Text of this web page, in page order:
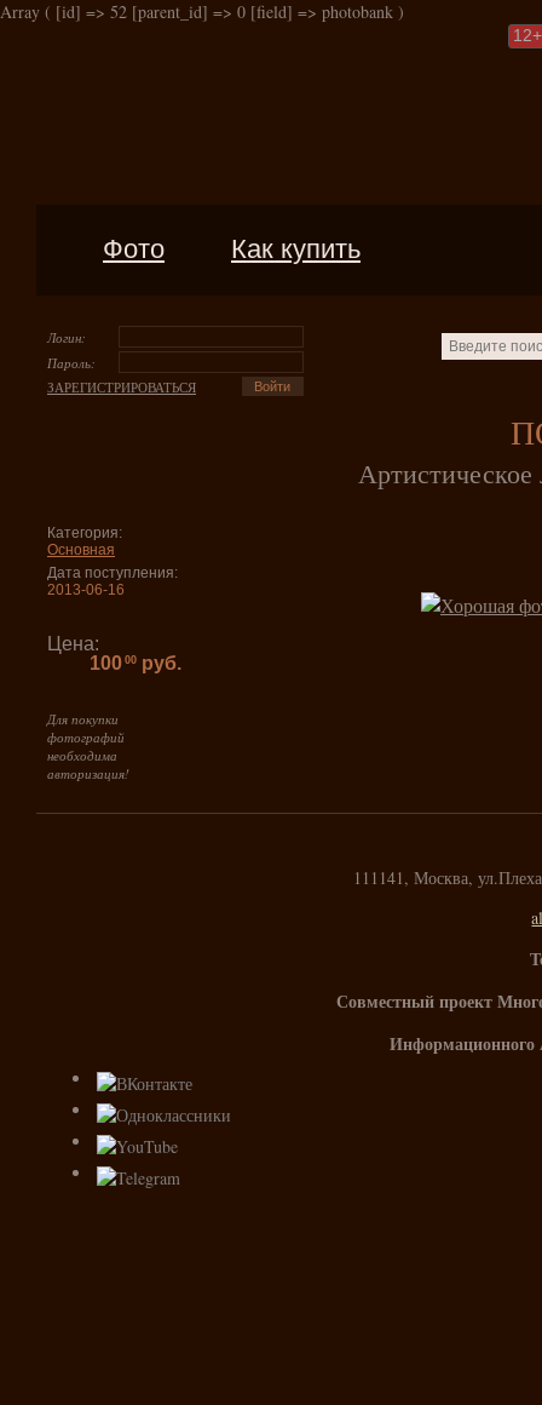
Array ( [id] => 52 [parent_id] => 0 [field] => photobank )
12+
Фото Как купить
Логин:
Пароль:
ЗАРЕГИСТРИРОВАТЬСЯ
Категория:
Основная
Дата поступления:
2013-06-16
Цена:
100 00 руб.
Для покупки
фотографий
необходима
авторизация!
111141, Москва,
Совместный проект